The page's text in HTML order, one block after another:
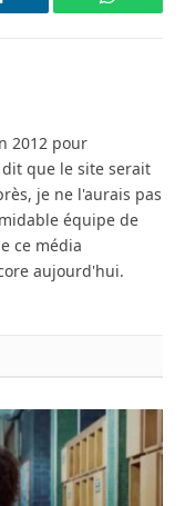
2012 pour
que le site serait
je ne l'aurais pas
équipe de
ce média
aujourd'hui.